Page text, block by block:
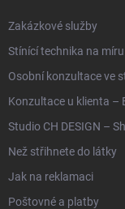
Zakázkové služby
Stínící technika na míru
Osobní konzultace ve
Konzultace u klienta –
Studio CH DESIGN –
Než střihnete do látky
Jak na reklamaci
Poštovné a platby